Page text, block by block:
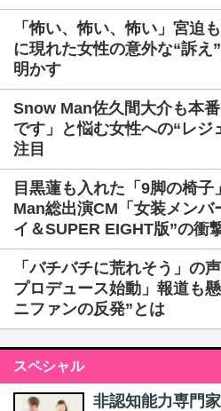
「怖い、怖い、怖い」宮
に現れた女性の意外な“訴え
明かす
Snow Man佐久間大介も本
です」と悩む女性への“レジ
注目
目黒蓮も入れた「9脚の椅
Man総出演CM「女装メンバ
イ＆SUPER EIGHT版”の衝
「バチバチに荒れそう」の
プロデュース始動」報道も
ニファンの反発”とは
スペシャル
非認知能力専門